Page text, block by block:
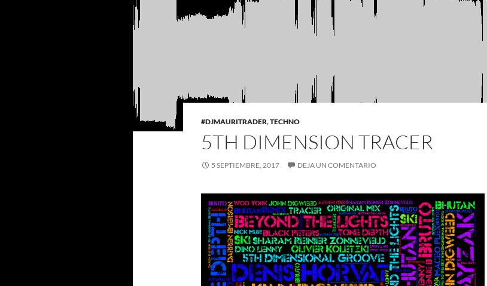
#DJMAURITRADER,TECHNO
5TH DIMENSION TRACER
5 SEPTIEMBRE, 2017 DEJA UN COMENTARIO